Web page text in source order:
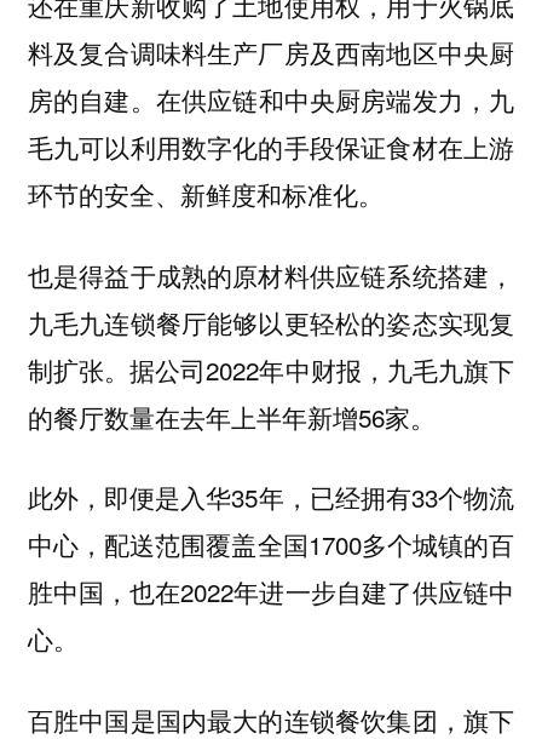
料及复合调味料生产厂房及西南地区中央厨
房的自建。 在供应链和中央厨房端发力，九
毛九可以利用数字化的手段保证食材在上游
环节的安全、新鲜度和标准化。
也是得益于成熟的原材料供应链系统搭建，
九毛九连锁餐厅能够以更轻松的姿态实现复
制扩张。据公司2022年中财报，九毛九旗下
的餐厅数量在去年上半年新增56家。
此外，即便是入华35年，已经拥有33个物流
中心，配送范围覆盖全国1700多个城镇的百
胜中国，也在2022年进一步自建了供应链中
心。
百胜中国是国内最大的连锁餐饮集团，旗下